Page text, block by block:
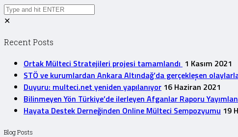
✕
Recent Posts
Ortak Mülteci Stratejileri projesi tamamlandı 1 Kasım 2021
STÖ ve kurumlardan Ankara Altındağ’da gerçekleşen
Duyuru: multeci.net yeniden yapılanıyor 16 Haziran 2021
Bilinmeyen Yön Türkiye’de ilerleyen Afganlar Raporu
Hayata Destek Derneğinden Online Mülteci Sempozyumu 19
Blog Posts